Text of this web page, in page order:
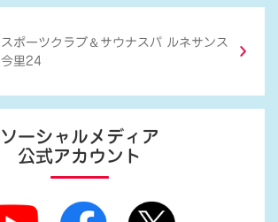
スポーツクラブ ＆ サウナスパ ルネサンス
今里24
ソーシャルメディア
公式アカウント